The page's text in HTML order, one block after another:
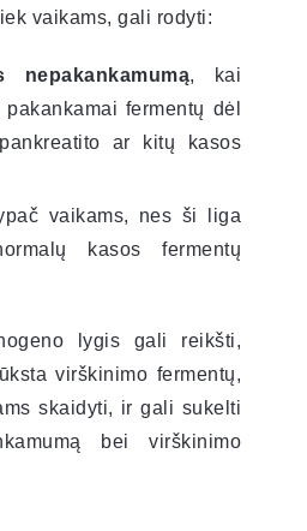
vaikams, gali rodyti:
nepakankamumą, kai
fermentų dėl
ar kitų kasos
vaikams, nes ši liga
kasos fermentų
lygis gali reikšti,
virškinimo fermentų,
skaidyti, ir gali sukelti
bei virškinimo